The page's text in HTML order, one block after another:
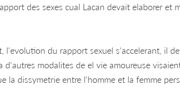
des sexes cual Lacan devait elaborer et
l'evolution du rapport sexuel s'accelerant, il
d'autres modalites de el vie amoureuse
la dissymetrie entre l'homme et la femme